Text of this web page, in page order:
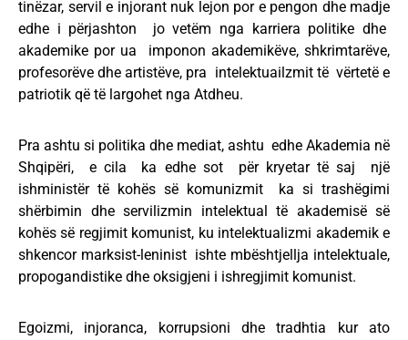
tinëzar, servil e injorant nuk lejon por e pengon dhe madje
edhe i përjashton jo vetëm nga karriera politike dhe
akademike por ua imponon akademikëve, shkrimtarëve,
profesorëve dhe artistëve, pra intelektuailzmit të vërtetë e
patriotik që të largohet nga Atdheu.
Pra ashtu si politika dhe mediat, ashtu edhe Akademia në
Shqipëri, e cila ka edhe sot për kryetar të saj një
ishministër të kohës së komunizmit ka si trashëgimi
shërbimin dhe servilizmin intelektual të akademisë së
kohës së regjimit komunist, ku intelektualizmi akademik e
shkencor marksist-leninist ishte mbështjellja intelektuale,
propogandistike dhe oksigjeni i ishregjimit komunist.
Egoizmi, injoranca, korrupsioni dhe tradhtia kur ato